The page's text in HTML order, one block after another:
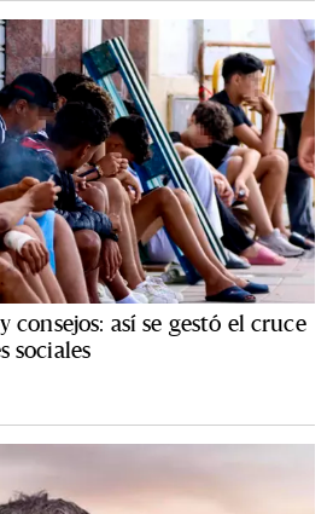
consejos: así se gestó el cruce
sociales